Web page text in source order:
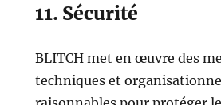
11. Sécurité
BLITCH met en œuvre des
techniques et